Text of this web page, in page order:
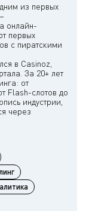
из первых
онлайн-
первых
с пиратскими
в Casinoz,
За 20+ лет
от
Flash-слотов до
индустрии,
через